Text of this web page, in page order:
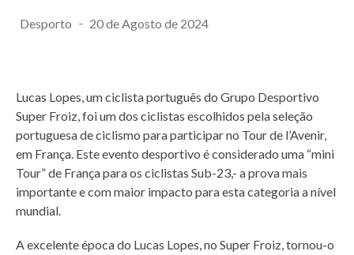
Desporto 20 de Agosto de 2024
Lucas Lopes, um ciclista português do Grupo Desportivo
Super Froiz, foi um dos ciclistas escolhidos pela seleção
portuguesa de ciclismo para participar no Tour de l’Avenir,
em França. Este evento desportivo é considerado uma “mini
Tour” de França para os ciclistas Sub-23,- a prova mais
importante e com maior impacto para esta categoria a nível
mundial.
A excelente época do Lucas Lopes, no Super Froiz, tornou-o